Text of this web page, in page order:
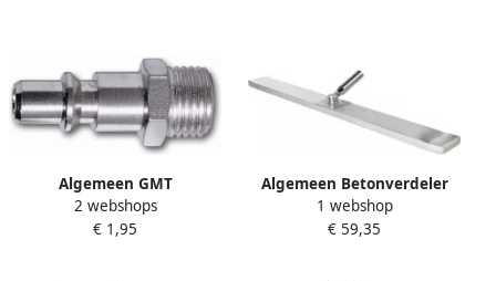
Algemeen GMT
insteeknippel universeel 1
4inch buiten draad lucht
2 webshops
€ 1,95
Algemeen Betonverdeler
lengte 1000 mm breedte
100 mm uiteinden omhoog
1 webshop
€ 59,35